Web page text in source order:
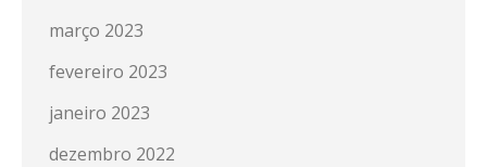
março 2023
fevereiro 2023
janeiro 2023
dezembro 2022